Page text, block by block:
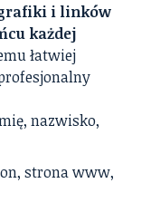
grafiki i linków
każdej
łatwiej
nazwisko,
strona www,